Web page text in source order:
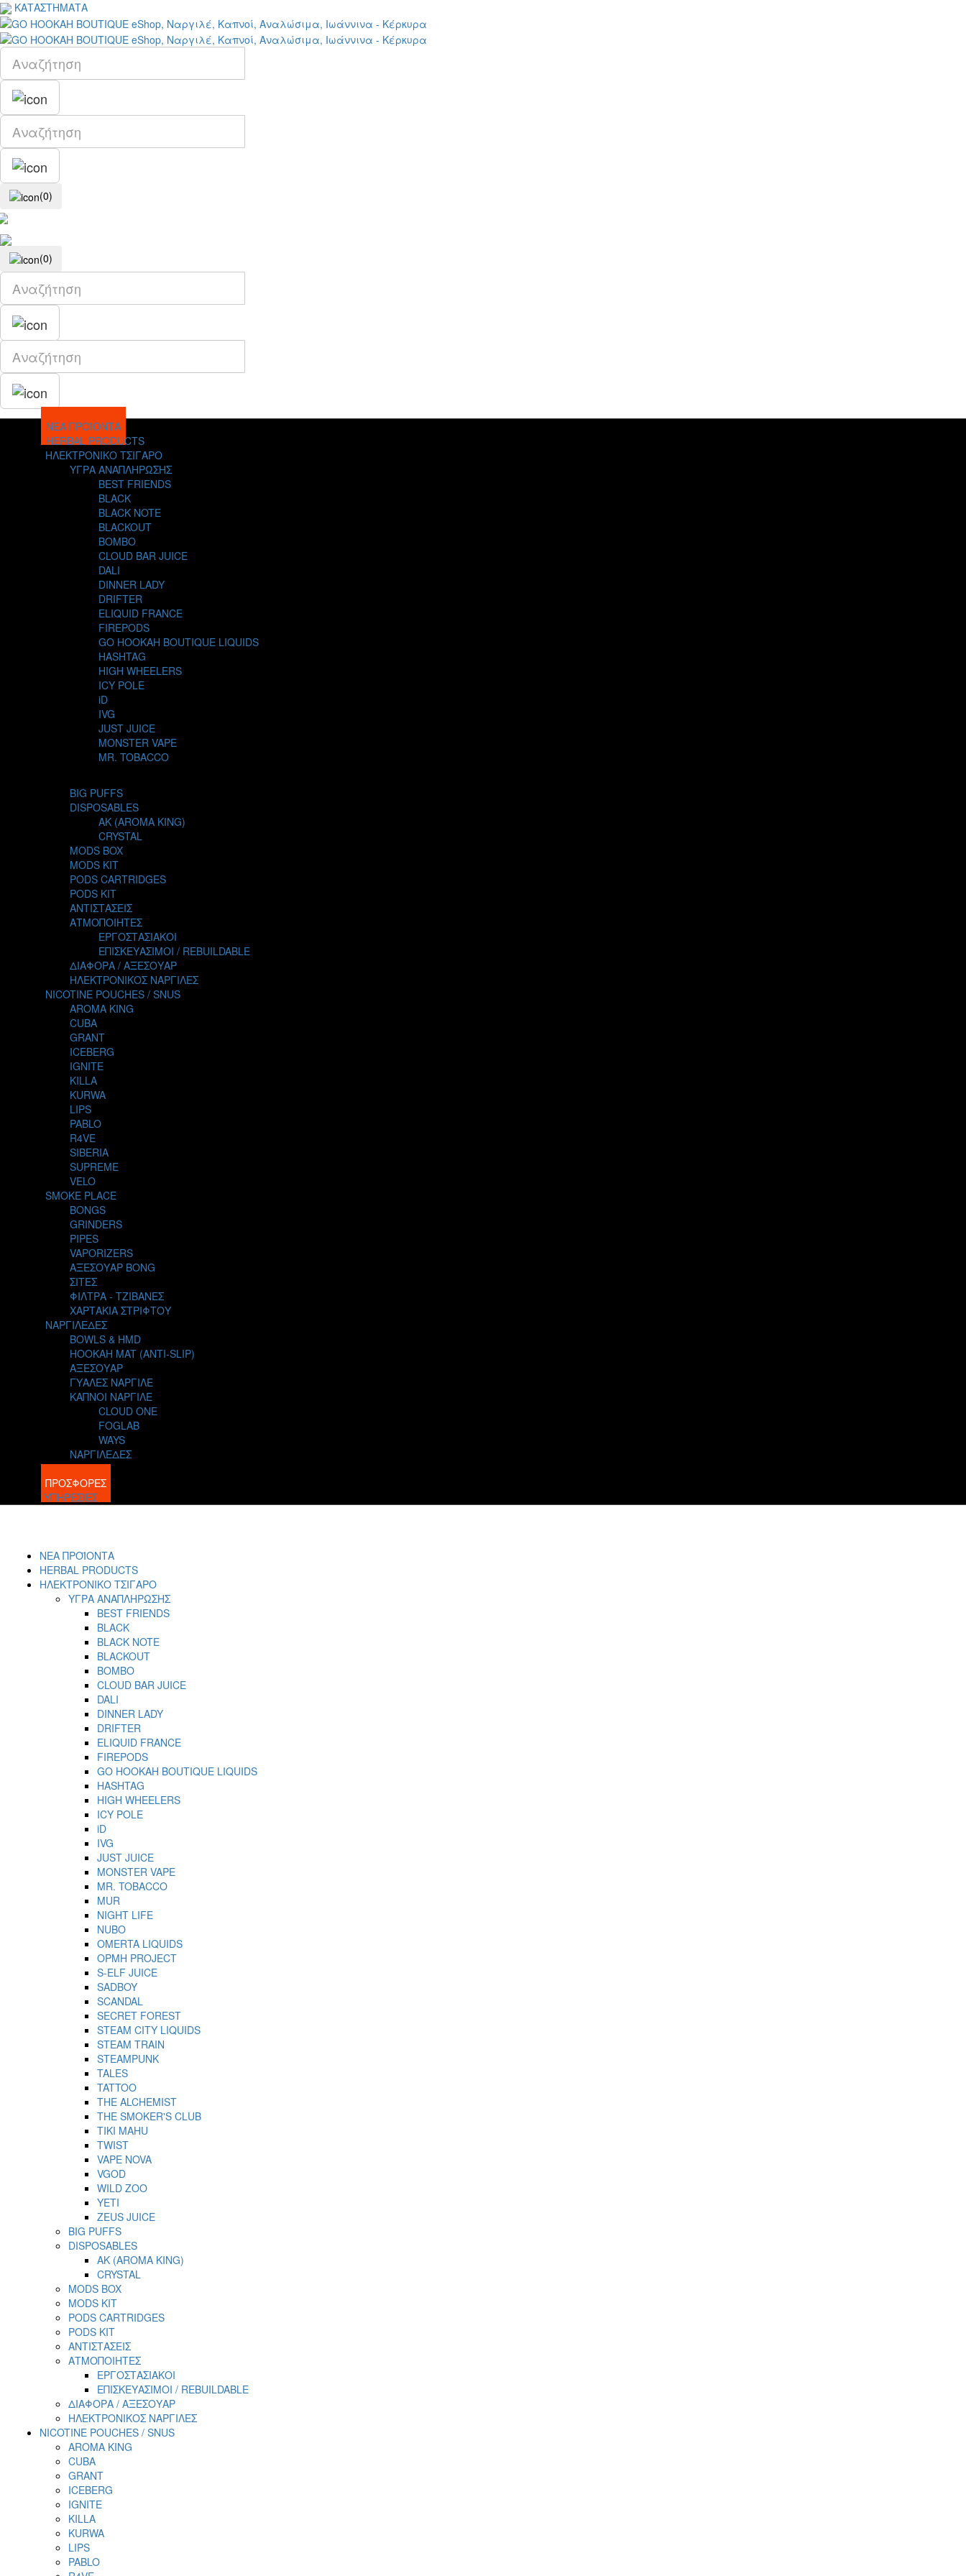
ΚΑΤΑΣΤΗΜΑΤΑ
(0)
(0)
ΝΕΑ ΠΡΟΪΟΝΤΑ
HERBAL PRODUCTS
ΗΛΕΚΤΡΟΝΙΚΟ ΤΣΙΓΑΡΟ
ΥΓΡΑ ΑΝΑΠΛΗΡΩΣΗΣ
BEST FRIENDS
BLACK
BLACK NOTE
BLACKOUT
BOMBO
CLOUD BAR JUICE
DALI
DINNER LADY
DRIFTER
ELIQUID FRANCE
FIREPODS
GO HOOKAH BOUTIQUE LIQUIDS
HASHTAG
HIGH WHEELERS
ICY POLE
iD
IVG
JUST JUICE
MONSTER VAPE
MR. TOBACCO
NIGHT LIFE
NUBO
OMERTA LIQUIDS
OPMH PROJECT
S-ELF JUICE
SADBOY
SCANDAL
SECRET FOREST
STEAM CITY LIQUIDS
STEAM TRAIN
STEAMPUNK
TALES
TATTOO
THE ALCHEMIST
THE SMOKER'S CLUB
TIKI MAHU
TWIST
VAPE NOVA
VGOD
WILD ZOO
YETI
ZEUS JUICE
BIG PUFFS
DISPOSABLES
AK (AROMA KING)
CRYSTAL
MODS BOX
MODS KIT
PODS CARTRIDGES
PODS KIT
ΑΝΤΙΣΤΑΣΕΙΣ
ΑΤΜΟΠΟΙΗΤΕΣ
ΕΡΓΟΣΤΑΣΙΑΚΟΙ
ΕΠΙΣΚΕΥΑΣΙΜΟΙ / REBUILDABLE
ΔΙΑΦΟΡΑ / ΑΞΕΣΟΥΑΡ
ΗΛΕΚΤΡΟΝΙΚΟΣ ΝΑΡΓΙΛΕΣ
NICOTINE POUCHES / SNUS
AROMA KING
CUBA
GRANT
ICEBERG
IGNITE
KILLA
KURWA
LIPS
PABLO
R4VE
SIBERIA
SUPREME
VELO
SMOKE PLACE
BONGS
GRINDERS
PIPES
VAPORIZERS
ΑΞΕΣΟΥΑΡ BONG
ΣΙΤΕΣ
ΦΙΛΤΡΑ - ΤΖΙΒΑΝΕΣ
ΧΑΡΤΑΚΙΑ ΣΤΡΙΦΤΟΥ
ΝΑΡΓΙΛΕΔΕΣ
BOWLS & HMD
HOOKAH MAT (ANTI-SLIP)
ΑΞΕΣΟΥΑΡ
ΓΥΑΛΕΣ ΝΑΡΓΙΛΕ
ΚΑΠΝΟΙ ΝΑΡΓΙΛΕ
CLOUD ONE
FOGLAB
WAYS
ΝΑΡΓΙΛΕΔΕΣ
BLOG
ΠΡΟΣΦΟΡΕΣ
ΥΠΗΡΕΣΙΕΣ
ΝΕΑ ΠΡΟΪΟΝΤΑ
HERBAL PRODUCTS
ΗΛΕΚΤΡΟΝΙΚΟ ΤΣΙΓΑΡΟ
ΥΓΡΑ ΑΝΑΠΛΗΡΩΣΗΣ
BEST FRIENDS
BLACK
BLACK NOTE
BLACKOUT
BOMBO
CLOUD BAR JUICE
DALI
DINNER LADY
DRIFTER
ELIQUID FRANCE
FIREPODS
GO HOOKAH BOUTIQUE LIQUIDS
HASHTAG
HIGH WHEELERS
ICY POLE
iD
IVG
JUST JUICE
MONSTER VAPE
MR. TOBACCO
MUR
NIGHT LIFE
NUBO
OMERTA LIQUIDS
OPMH PROJECT
S-ELF JUICE
SADBOY
SCANDAL
SECRET FOREST
STEAM CITY LIQUIDS
STEAM TRAIN
STEAMPUNK
TALES
TATTOO
THE ALCHEMIST
THE SMOKER'S CLUB
TIKI MAHU
TWIST
VAPE NOVA
VGOD
WILD ZOO
YETI
ZEUS JUICE
BIG PUFFS
DISPOSABLES
AK (AROMA KING)
CRYSTAL
MODS BOX
MODS KIT
PODS CARTRIDGES
PODS KIT
ΑΝΤΙΣΤΑΣΕΙΣ
ΑΤΜΟΠΟΙΗΤΕΣ
ΕΡΓΟΣΤΑΣΙΑΚΟΙ
ΕΠΙΣΚΕΥΑΣΙΜΟΙ / REBUILDABLE
ΔΙΑΦΟΡΑ / ΑΞΕΣΟΥΑΡ
ΗΛΕΚΤΡΟΝΙΚΟΣ ΝΑΡΓΙΛΕΣ
NICOTINE POUCHES / SNUS
AROMA KING
CUBA
GRANT
ICEBERG
IGNITE
KILLA
KURWA
LIPS
PABLO